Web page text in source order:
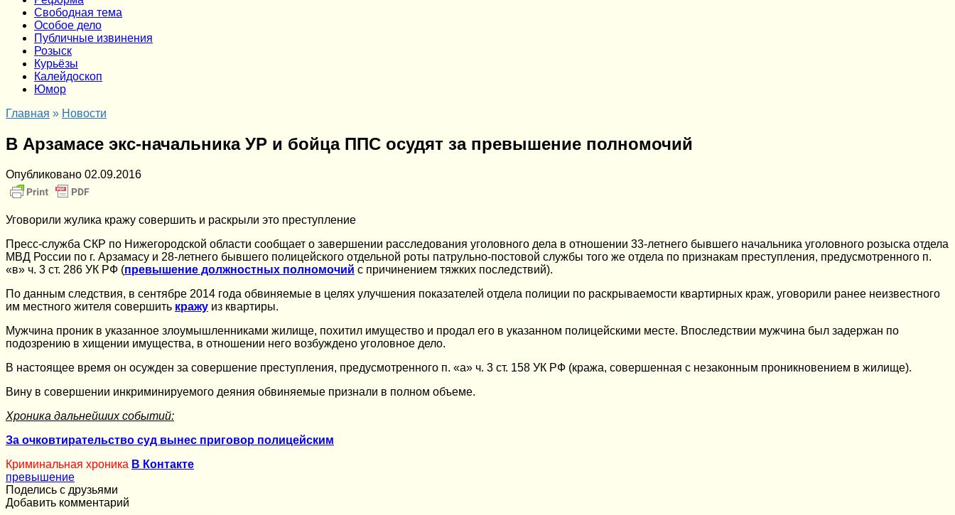
Cвободная тема
Особое дело
Публичные извинения
Розыск
Курьёзы
Калейдоскоп
Юмор
Главная » Новости
В Арзамасе экс-начальника УР и бойца ППС осудят за превышение полномочий
Опубликовано 02.09.2016
Уговорили жулика кражу совершить и раскрыли это преступление
Пресс-служба СКР по Нижегородской области сообщает о завершении расследования уголовного дела в отношении 33-летнего бывшего начальника уголовного розыска отдела
МВД России по г. Арзамасу и 28-летнего бывшего полицейского отдельной роты патрульно-постовой службы того же отдела по признакам преступления, предусмотренного п.
«в» ч. 3 ст. 286 УК РФ (превышение должностных полномочий с причинением тяжких последствий).
По данным следствия, в сентябре 2014 года обвиняемые в целях улучшения показателей отдела полиции по раскрываемости квартирных краж, уговорили ранее неизвестного
им местного жителя совершить кражу из квартиры.
Мужчина проник в указанное злоумышленниками жилище, похитил имущество и продал его в указанном полицейскими месте. Впоследствии мужчина был задержан по
подозрению в хищении имущества, в отношении него возбуждено уголовное дело.
В настоящее время он осужден за совершение преступления, предусмотренного п. «а» ч. 3 ст. 158 УК РФ (кража, совершенная с незаконным проникновением в жилище).
Вину в совершении инкриминируемого деяния обвиняемые признали в полном объеме.
Хроника дальнейших событий:
За очковтирательство суд вынес приговор полицейским
Криминальная хроника В Контакте
превышение
Поделись с друзьями
Добавить комментарий